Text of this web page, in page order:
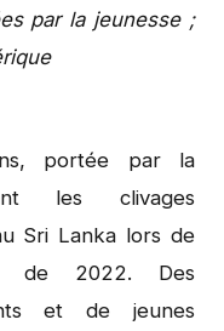
par la jeunesse ;
portée par la
les clivages
Sri Lanka lors de
de 2022. Des
et de jeunes